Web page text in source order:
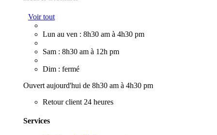
Voir tout
Lun au ven : 8h30 am à 4h30 pm
Sam : 8h30 am à 12h pm
Dim : fermé
Ouvert aujourd'hui de 8h30 am à 4h30 pm
Retour client 24 heures
Services